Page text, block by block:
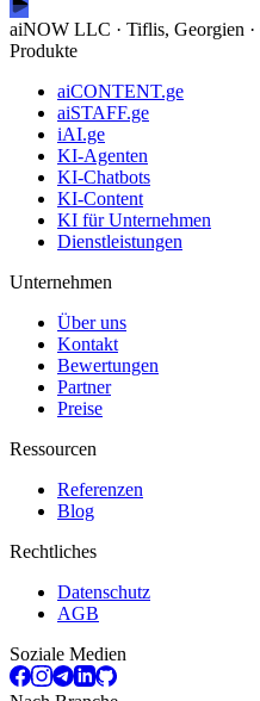
aiNOW LLC · Tiflis, Georgien
Produkte
aiCONTENT.ge
aiSTAFF.ge
iAI.ge
KI-Agenten
KI-Chatbots
KI-Content
KI für Unternehmen
Dienstleistungen
Unternehmen
Über uns
Kontakt
Bewertungen
Partner
Preise
Ressourcen
Referenzen
Blog
Rechtliches
Datenschutz
AGB
Soziale Medien